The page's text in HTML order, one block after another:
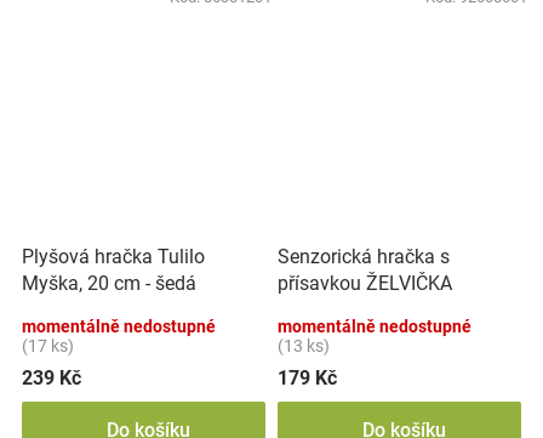
Plyšová hračka Tulilo
Myška, 20 cm - šedá
momentálně nedostupné
(17 ks)
239 Kč
Do košíku
Senzorická hračka s
přísavkou ŽELVIČKA
momentálně nedostupné
(13 ks)
179 Kč
Do košíku